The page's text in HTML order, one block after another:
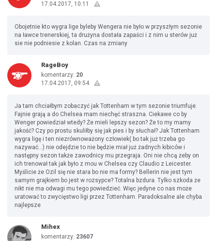
17.04.2017, 10:11
Obojetnie kto wygra lige byleby Wengera nie było w przyszłym sezonie
na ławce trenerskiej, ta drużyna dostała zapaści i z nim u sterów już
sie nie podniesie z kolan. Czas na zmiany
RageBoy
komentarzy: 20
17.04.2017, 09:54
Ja tam chciałbym zobaczyć jak Tottenham w tym sezonie triumfuje.
Fajnie grają a do Chelsea mam niechęć straszna. Ciekawe co by
Wenger powiedział wtedy? Że mieli lepszy sezon? Że to my mamy
jakość? Czy po prostu skuliłby się jak pies i by słuchał? Jak Tottenham
wygra ligę i ten niezrównoważony człowiek( bo tak już trzeba go
nazywać...) nie odejdzie to nie będzie miał już żadnych kibiców i
następny sezon także zawodnicy mu przegraja. Oni nie chcą żeby on
ich trenował tak jak było z mou w Chelsea czy Claudio z Leicester.
Myślicie że Ozil się nie stara bo nie ma formy? Bellerin nie jest tym
samym grajkiem bo jest w rozsypce? Totalna bzdura. Tylko szkoda że
nikt nie ma odwagi mu tego powiedzieć. Więc jedyne co nas może
uratować to zwycięstwo ligi przez Tottenham. Paradoksalne ale chyba
najlepsze
Mihex
komentarzy: 23607